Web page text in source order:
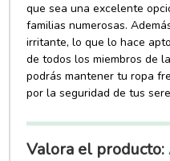
que sea una excelente
familias numerosas.
irritante, lo que lo hace
de todos los miembros de
podrás mantener tu ropa
por la seguridad de tus
Valora el producto: